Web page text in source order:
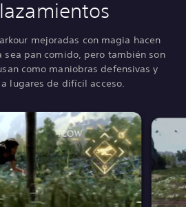
mejoradas con magia hacen
sea pan comido, pero también son
como maniobras defensivas y
lugares de difícil acceso.